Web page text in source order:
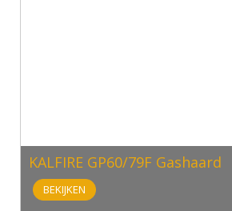
KALFIRE GP60/79F Gashaard
BEKIJKEN